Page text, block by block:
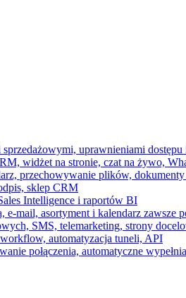
uprawnieniami
widżet na stronie, czat na żywo,
przechowywanie plików,
sklep CRM
Intelligence i raportów BI
e-mail, asortyment i kalendarz zawsze
SMS, telemarketing, strony
automatyzacja tuneli, API
połączenia, automatyczne